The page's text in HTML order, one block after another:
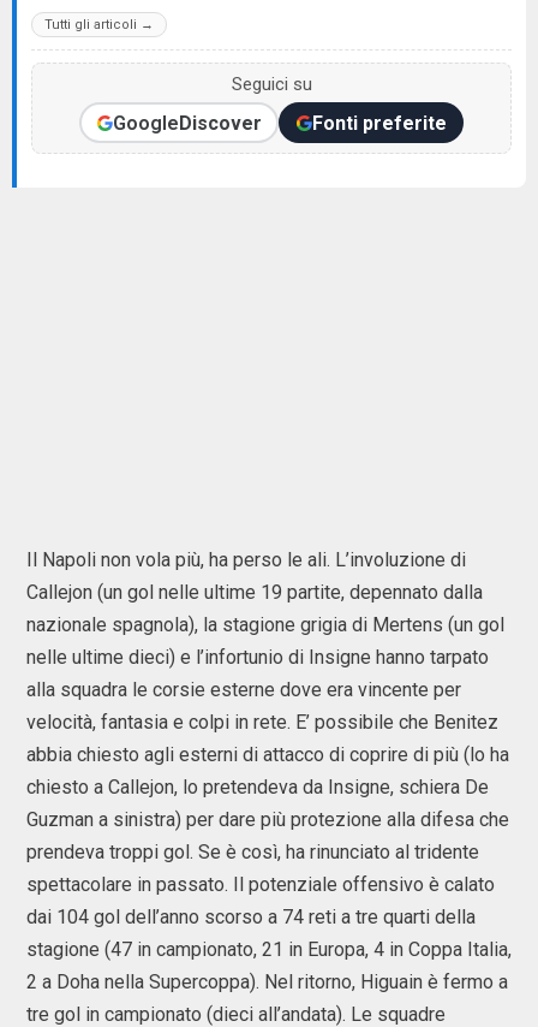
Tutti gli articoli →
Seguici su
GoogleDiscover Fonti preferite
Il Napoli non vola più, ha perso le ali. L’involuzione di
Callejon (un gol nelle ultime 19 partite, depennato dalla
nazionale spagnola), la stagione grigia di Mertens (un gol
nelle ultime dieci) e l’infortunio di Insigne hanno tarpato
alla squadra le corsie esterne dove era vincente per
velocità, fantasia e colpi in rete. E’ possibile che Benitez
abbia chiesto agli esterni di attacco di coprire di più (lo ha
chiesto a Callejon, lo pretendeva da Insigne, schiera De
Guzman a sinistra) per dare più protezione alla difesa che
prendeva troppi gol. Se è così, ha rinunciato al tridente
spettacolare in passato. Il potenziale offensivo è calato
dai 104 gol dell’anno scorso a 74 reti a tre quarti della
stagione (47 in campionato, 21 in Europa, 4 in Coppa Italia,
2 a Doha nella Supercoppa). Nel ritorno, Higuain è fermo a
tre gol in campionato (dieci all’andata). Le squadre